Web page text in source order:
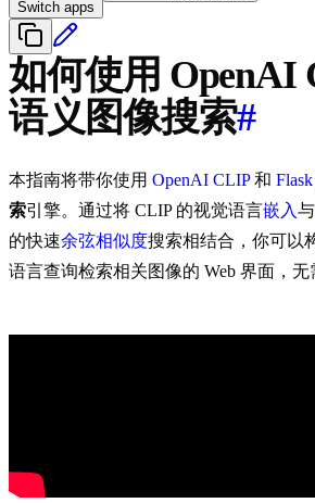
Switch apps
如何使用 OpenAI
语义图像搜索#
本指南将带你使用 OpenAI CLIP和 Flask
索引擎。通过将 CLIP 的视觉语言嵌入
的快速余弦相似度搜索相结合，你可以
语言查询检索相关图像的 Web 界面，无